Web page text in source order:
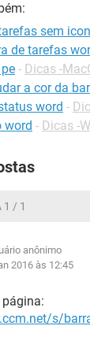
sem
de tarefas
- Dicas -
a cor da
word -
word - Dicas -
1 / 1
anônimo
2016 às 12:45
s/